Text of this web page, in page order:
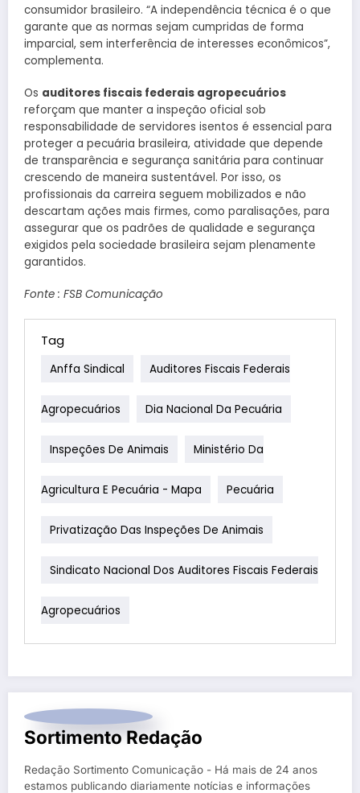
consumidor brasileiro. “A independência técnica é o que
garante que as normas sejam cumpridas de forma
imparcial, sem interferência de interesses econômicos”,
complementa.
Os auditores fiscais federais agropecuários
reforçam que manter a inspeção oficial sob
responsabilidade de servidores isentos é essencial para
proteger a pecuária brasileira, atividade que depende
de transparência e segurança sanitária para continuar
crescendo de maneira sustentável. Por isso, os
profissionais da carreira seguem mobilizados e não
descartam ações mais firmes, como paralisações, para
assegurar que os padrões de qualidade e segurança
exigidos pela sociedade brasileira sejam plenamente
garantidos.
Fonte : FSB Comunicação
Tag
Anffa Sindical Auditores Fiscais Federais
Agropecuários Dia Nacional Da Pecuária
Inspeções De Animais Ministério Da
Agricultura E Pecuária - Mapa Pecuária
Privatização Das Inspeções De Animais
Sindicato Nacional Dos Auditores Fiscais Federais
Agropecuários
Sortimento Redação
Redação Sortimento Comunicação - Há mais de 24 anos
estamos publicando diariamente notícias e informações